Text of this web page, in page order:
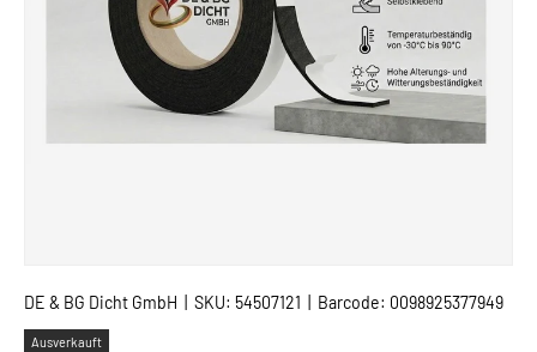
DE & BG Dicht GmbH SKU: 54507121 Barcode: 0098925377949
Ausverkauft